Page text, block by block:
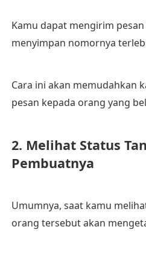
Kamu dapat mengirim
menyimpan nomornya
Cara ini akan memudahkan
pesan kepada orang yang
2. Melihat Status
Pembuatnya
Umumnya, saat kamu
orang tersebut akan